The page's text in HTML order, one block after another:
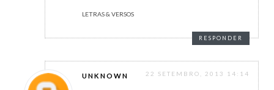
LETRAS & VERSOS
RESPONDER
UNKNOWN 22 SETEMBRO, 2013 14:14